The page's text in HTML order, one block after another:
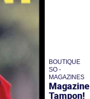
BOUTIQUE
SO -
MAGAZINES
Magazine
Tampon!